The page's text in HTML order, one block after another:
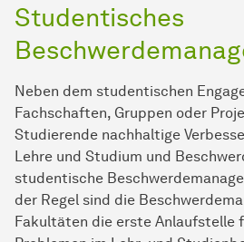
Studentisches
Neben dem studentischen
Fachschaften, Gruppen oder
Studierende nachhaltige
Lehre und Studium und
studentische
der Regel sind die
Fakultäten die erste Anlaufstelle